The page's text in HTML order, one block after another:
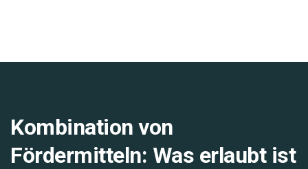
Kombination von
Fördermitteln: Was erlaubt ist